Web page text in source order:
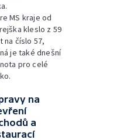
MS kraje od
kleslo z 59
na číslo 57,
je také dnešní
pro celé
na
a